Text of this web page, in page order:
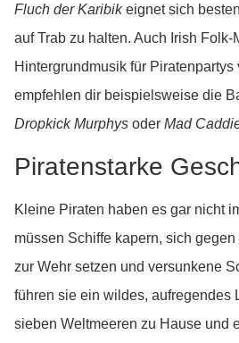
Fluch der Karibikeignet sich
auf Trab zu halten. Auch Irish Folk-
Hintergrundmusik für Piratenpartys
empfehlen dir beispielsweise die
Dropkick Murphys oder Mad
Piratenstarke
Kleine Piraten haben es gar nicht
müssen Schiffe kapern, sich
zur Wehr setzen und versunkene
führen sie ein wildes, aufregendes
sieben Weltmeeren zu Hause und